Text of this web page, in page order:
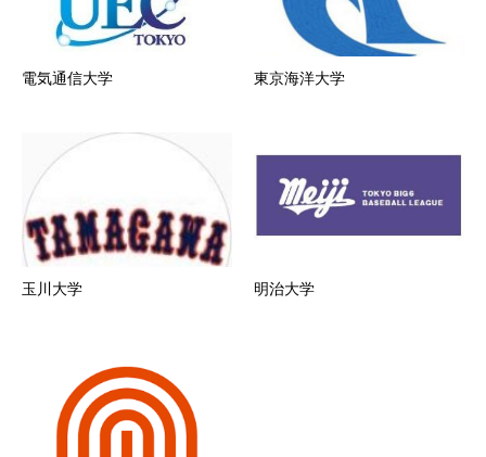
電気通信大学 東京海洋大学
玉川大学 明治大学